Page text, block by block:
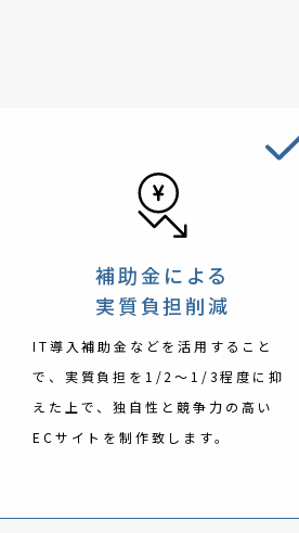
補助金による
実質負担削減
IT導入補助金などを活用すること
で、実質負担を1/2〜1/3程度に抑
えた上で、独自性と競争力の高い
ECサイトを制作致します。